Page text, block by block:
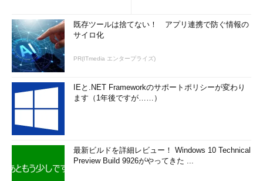
既存ツールは捨てない！ アプリ連携で防ぐ情報の
サイロ化
PR(ITmedia エンタープライズ)
IEと.NET Frameworkのサポートポリシーが変わり
ます（1年後ですが……）
最新ビルドを詳細レビュー！ Windows 10 Technical
Preview Build 9926がやってきた ...